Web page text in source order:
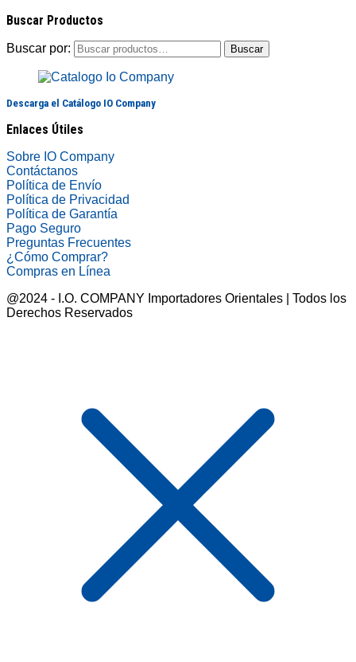
Buscar Productos
Buscar por: Buscar
Descarga el Catálogo IO Company
Enlaces Útiles
Sobre IO Company
Contáctanos
Política de Envío
Política de Privacidad
Política de Garantía
Pago Seguro
Preguntas Frecuentes
¿Cómo Comprar?
Compras en Línea
@2024 - I.O. COMPANY Importadores Orientales | Todos los
Derechos Reservados